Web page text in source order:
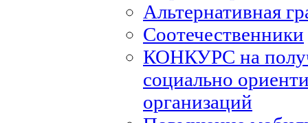
Альтернативная
Соотечественники
КОНКУРС на
социально
организаций